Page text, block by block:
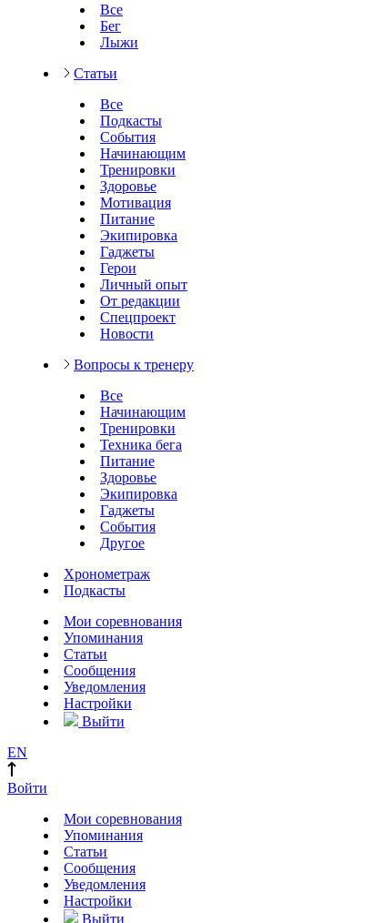
Все
Бег
Лыжи
Статьи
Все
Подкасты
События
Начинающим
Тренировки
Здоровье
Мотивация
Питание
Экипировка
Гаджеты
Герои
Личный опыт
От редакции
Спецпроект
Новости
Вопросы к тренеру
Все
Начинающим
Тренировки
Техника бега
Питание
Здоровье
Экипировка
Гаджеты
События
Другое
Хронометраж
Подкасты
Мои соревнования
Упоминания
Статьи
Сообщения
Уведомления
Настройки
Выйти
EN
Войти
Мои соревнования
Упоминания
Статьи
Сообщения
Уведомления
Настройки
Выйти